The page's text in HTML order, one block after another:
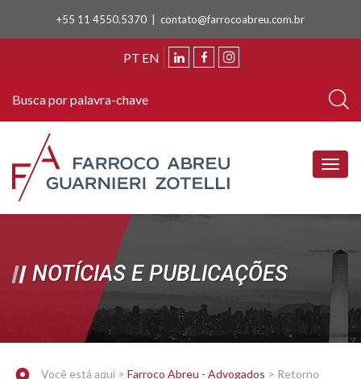
+55 11 4550.5370 | contato@farrocoabreu.com.br
PT EN
NOTÍCIAS E PUBLICAÇÕES
Você está aqui > Farroco Abreu - Advogados > Retorno